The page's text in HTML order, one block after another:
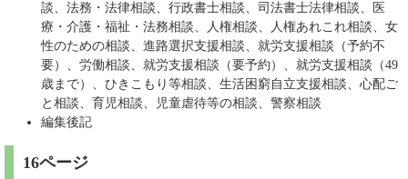
談、法務・法律相談、行政書士相談、司法書士法律相談、医
療・介護・福祉・法務相談、人権相談、人権あれこれ相談、女
性のための相談、進路選択支援相談、就労支援相談（予約不
要）、労働相談、就労支援相談（要予約）、就労支援相談（49
歳まで）、ひきこもり等相談、生活困窮自立支援相談、心配ご
と相談、育児相談、児童虐待等の相談、警察相談
編集後記
16ページ